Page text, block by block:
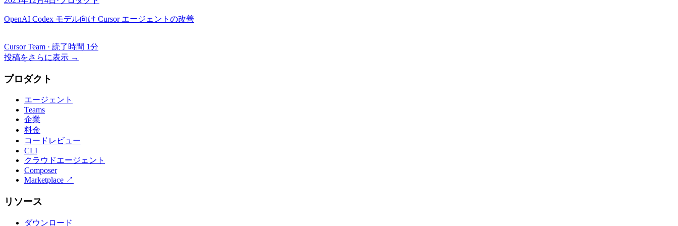
OpenAI Codex モデル向け Cursor エージェントの改善
Cursor Team · 読了時間 1分
投稿をさらに表示 →
プロダクト
エージェント
Teams
企業
料金
コードレビュー
CLI
クラウドエージェント
Composer
Marketplace ↗
リソース
ダウンロード